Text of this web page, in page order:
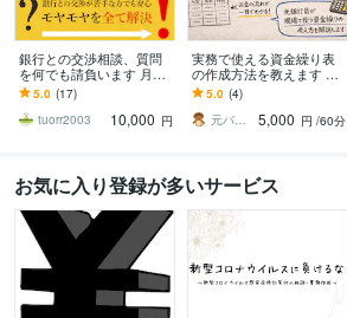
銀行との交渉相談、質問
を何でも請負います 月額1
0000円。個人事業主、中
堅中小企業向けです。
5.0 (17)
tuorr2003
10,000 円
実務で使える資金繰り表
の作成方法を教えます 元
銀行員が現場で使う資金
繰りの考え方を解説しま
す
5.0 (4)
元バンカーのメガネたぬき
5,000 円 /60分
お気に入り登録が多いサービス